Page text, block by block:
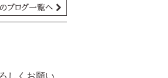
ブログ一覧へ